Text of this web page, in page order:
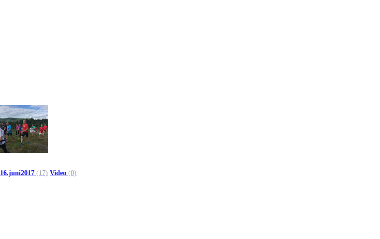
16.juni2017 (17) Video (0)